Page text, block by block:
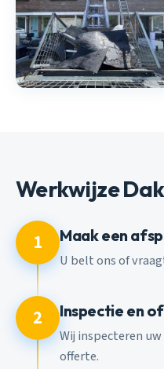
Werkwijze
1 Maak een
U belt ons of
2 Inspectie en
Wij inspecteren
offerte.